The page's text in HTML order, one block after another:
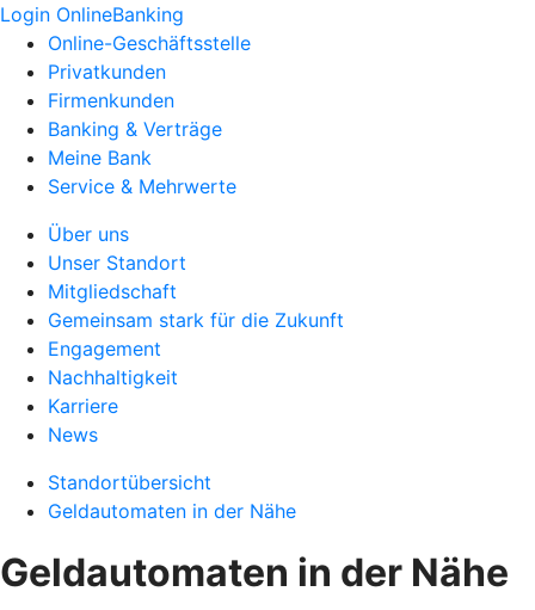
Login OnlineBanking
Online-Geschäftsstelle
Privatkunden
Firmenkunden
Banking & Verträge
Meine Bank
Service & Mehrwerte
Über uns
Unser Standort
Mitgliedschaft
Gemeinsam stark für die Zukunft
Engagement
Nachhaltigkeit
Karriere
News
Standortübersicht
Geldautomaten in der Nähe
Geldautomaten in der Nähe